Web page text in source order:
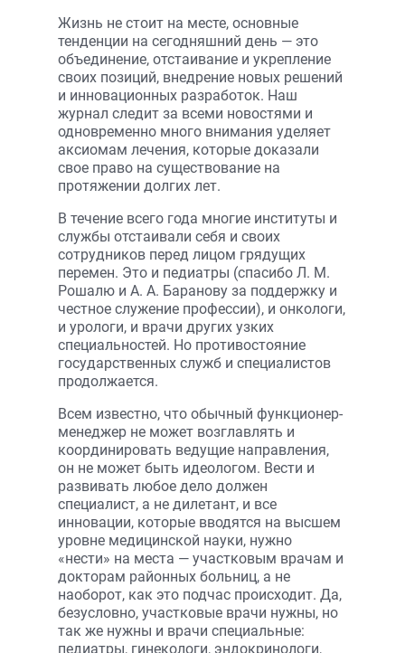
Жизнь не стоит на месте, основные
тенденции на сегодняшний день — это
объединение, отстаивание и укрепление
своих позиций, внедрение новых решений
и инновационных разработок. Наш
журнал следит за всеми новостями и
одновременно много внимания уделяет
аксиомам лечения, которые доказали
свое право на существование на
протяжении долгих лет.
В течение всего года многие институты и
службы отстаивали себя и своих
сотрудников перед лицом грядущих
перемен. Это и педиатры (спасибо Л. М.
Рошалю и А. А. Баранову за поддержку и
честное служение профессии), и онкологи,
и урологи, и врачи других узких
специальностей. Но противостояние
государственных служб и специалистов
продолжается.
Всем известно, что обычный функционер-
менеджер не может возглавлять и
координировать ведущие направления,
он не может быть идеологом. Вести и
развивать любое дело должен
специалист, а не дилетант, и все
инновации, которые вводятся на высшем
уровне медицинской науки, нужно
«нести» на места — участковым врачам и
докторам районных больниц, а не
наоборот, как это подчас происходит. Да,
безусловно, участковые врачи нужны, но
так же нужны и врачи специальные:
педиатры, гинекологи, эндокринологи,